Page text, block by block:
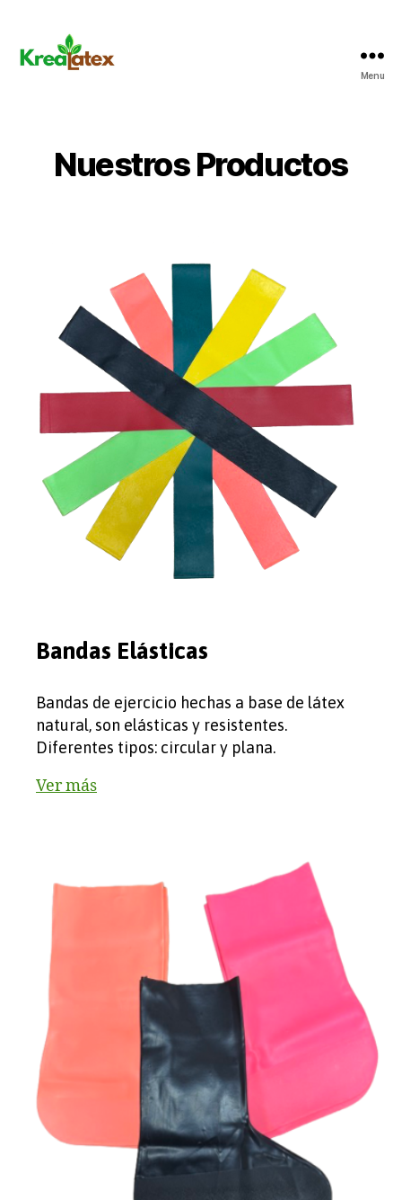
Menu
Nuestros Productos
Bandas Elásticas
Bandas de ejercicio hechas a base de látex
natural, son elásticas y resistentes.
Diferentes tipos: circular y plana.
Ver más